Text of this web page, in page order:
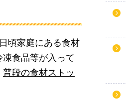
頃家庭にある食材
食品等が入って
普段の食材ストッ